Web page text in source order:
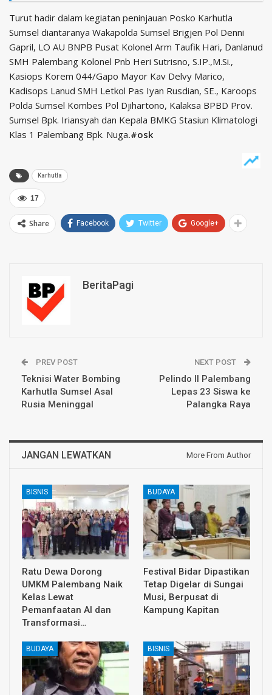
Turut hadir dalam kegiatan peninjauan Posko Karhutla
Sumsel diantaranya Wakapolda Sumsel Brigjen Pol Denni
Gapril, LO AU BNPB Pusat Kolonel Arm Taufik Hari, Danlanud
SMH Palembang Kolonel Pnb Heri Sutrisno, S.IP.,M.Si.,
Kasiops Korem 044/Gapo Mayor Kav Delvy Marico,
Kadisops Lanud SMH Letkol Pas Iyan Rusdian, SE., Karoops
Polda Sumsel Kombes Pol Djihartono, Kalaksa BPBD Prov.
Sumsel Bpk. Iriansyah dan Kepala BMKG Stasiun Klimatologi
Klas 1 Palembang Bpk. Nuga.#osk
Karhutla
17
Share Facebook Twitter Google+
BeritaPagi
PREV POST
Teknisi Water Bombing
Karhutla Sumsel Asal
Rusia Meninggal
NEXT POST
Pelindo II Palembang
Lepas 23 Siswa ke
Palangka Raya
JANGAN LEWATKAN More From Author
BISNIS
Ratu Dewa Dorong
UMKM Palembang Naik
Kelas Lewat
Pemanfaatan AI dan
Transformasi…
BUDAYA
Festival Bidar Dipastikan
Tetap Digelar di Sungai
Musi, Berpusat di
Kampung Kapitan
BUDAYA BISNIS